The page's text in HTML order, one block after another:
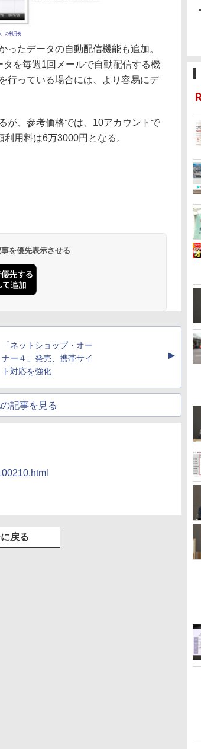
の利用例
たデータの自動配信機能も追加。
を毎週1回メールで自動配信する機
行っている場合には、より容易にデ
が、参考価格では、10アカウントで
用料は6万3000円となる。
を優先表示させる
「ネットショップ・オー
ナー４」発売、携帯サイ
ト対応を強化
▲
記事を見る
戻る